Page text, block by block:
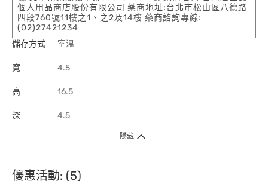
個人用品商店股份有限公司 藥商地址:台北市松山區八德路
四段760號11樓之1、之2及14樓 藥商諮詢專線:
(02)27421234
儲存方式
室溫
寬 4.5
高 16.5
深 4.5
隱藏
優惠活動: (5)